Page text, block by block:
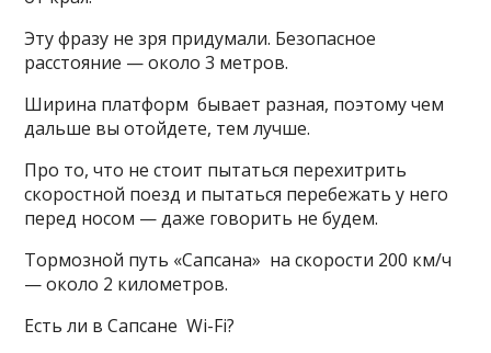
Эту фразу не зря придумали. Безопасное
расстояние — около 3 метров.
Ширина платформ бывает разная, поэтому чем
дальше вы отойдете, тем лучше.
Про то, что не стоит пытаться перехитрить
скоростной поезд и пытаться перебежать у него
перед носом — даже говорить не будем.
Тормозной путь «Сапсана» на скорости 200 км/ч
— около 2 километров.
Есть ли в Сапсане Wi-Fi?